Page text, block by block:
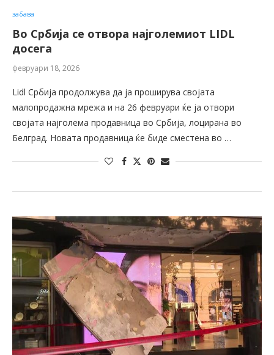
забава
Во Србија се отвора најголемиот LIDL
досега
февруари 18, 2026
Lidl Србија продолжува да ја проширува својата
малопродажна мрежа и на 26 февруари ќе ја отвори
својата најголема продавница во Србија, лоцирана во
Белград. Новата продавница ќе биде сместена во …